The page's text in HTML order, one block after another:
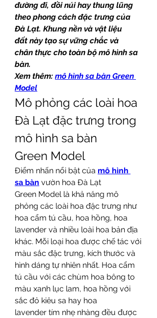
đường đi, đồi núi hay thung lũng
theo phong cách đặc trưng của
Đà Lạt. Khung nền và vật liệu
đất này tạo sự vững chắc và
chân thực cho toàn bộ mô hình sa
bàn.
Xem thêm: mô hình sa bàn Green
Model
Mô phỏng các loài hoa
Đà Lạt đặc trưng trong
mô hình sa bàn
Green Model
Điểm nhấn nổi bật của mô hình
sa bàn vườn hoa Đà Lạt
Green Model là khả năng mô
phỏng các loài hoa đặc trưng như
hoa cẩm tú cầu, hoa hồng, hoa
lavender và nhiều loài hoa bản địa
khác. Mỗi loại hoa được chế tác với
màu sắc đặc trưng, kích thước và
hình dáng tự nhiên nhất. Hoa cẩm
tú cầu với các chùm hoa bông to
màu xanh lục lam, hoa hồng với
sắc đỏ kiêu sa hay hoa
lavender tím nhẹ nhàng đều được